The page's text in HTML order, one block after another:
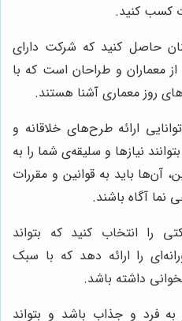
کسب کنید.
حاصل کنید که شرکت دارای
و طراحان است که با
روز معماری آشنا هستند.
ارائه طرح‌های خلاقانه و
نیازها و سلیقه‌ی شما را به
آن‌ها باید به قوانین و مقررات
نما آگاه باشند.
را انتخاب کنید که بتواند
را ارائه دهد که با سبک
داشته باشد.
فرد و جذاب باشد و بتواند